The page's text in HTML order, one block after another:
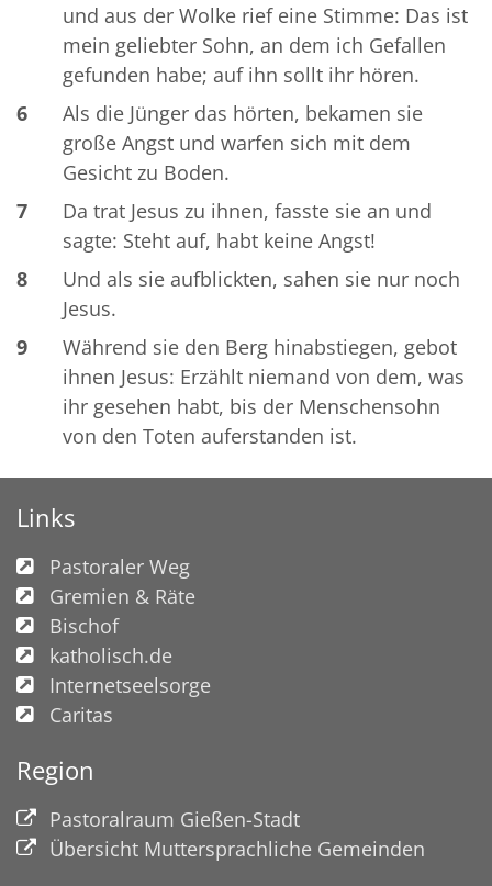
und aus der Wolke rief eine Stimme: Das ist
mein geliebter Sohn, an dem ich Gefallen
gefunden habe; auf ihn sollt ihr hören.
6
Als die Jünger das hörten, bekamen sie
große Angst und warfen sich mit dem
Gesicht zu Boden.
7
Da trat Jesus zu ihnen, fasste sie an und
sagte: Steht auf, habt keine Angst!
8
Und als sie aufblickten, sahen sie nur noch
Jesus.
9
Während sie den Berg hinabstiegen, gebot
ihnen Jesus: Erzählt niemand von dem, was
ihr gesehen habt, bis der Menschensohn
von den Toten auferstanden ist.
Links
Pastoraler Weg
Gremien & Räte
Bischof
katholisch.de
Internetseelsorge
Caritas
Region
Pastoralraum Gießen-Stadt
Übersicht Muttersprachliche Gemeinden